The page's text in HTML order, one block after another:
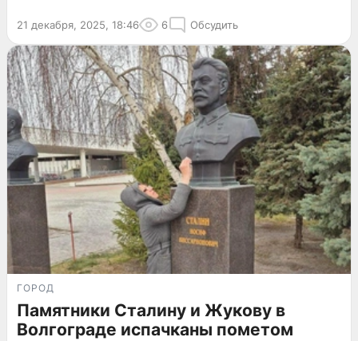
21 декабря, 2025, 18:46 6 Обсудить
ГОРОД
Памятники Сталину и Жукову в
Волгограде испачканы пометом